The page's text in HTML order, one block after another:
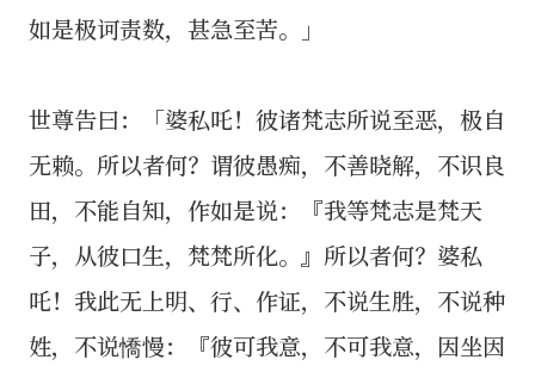
如是极诃责数，甚急至苦。」
世尊告曰：「婆私吒！彼诸梵志所说至恶，极自
无赖。所以者何？谓彼愚痴，不善晓解，不识良
田，不能自知，作如是说：『我等梵志是梵天
子，从彼口生，梵梵所化。』所以者何？婆私
吒！我此无上明、行、作证，不说生胜，不说种
姓，不说憍慢：『彼可我意，不可我意，因坐因